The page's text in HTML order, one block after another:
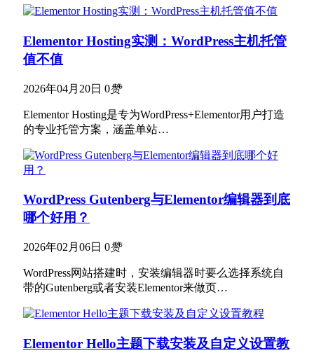
Elementor Hosting实测：WordPress主机托管
值不值
2026年04月20日 0赞
Elementor Hosting是专为WordPress+Elementor用户打造
的专业托管方案，涵盖单站…
WordPress Gutenberg与Elementor编辑器到底
哪个好用？
2026年02月06日 0赞
WordPress网站搭建时，安装编辑器时要么选择系统自
带的Gutenberg或者安装Elementor来做页…
Elementor Hello主题下载安装及自定义设置教